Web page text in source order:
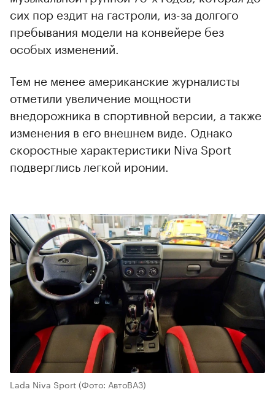
сих пор ездит на гастроли, из-за долгого
пребывания модели на конвейере без
особых изменений.
Тем не менее американские журналисты
отметили увеличение мощности
внедорожника в спортивной версии, а также
изменения в его внешнем виде. Однако
скоростные характеристики Niva Sport
подверглись легкой иронии.
00:00
Lada Niva Sport(Фото: АвтоВАЗ)